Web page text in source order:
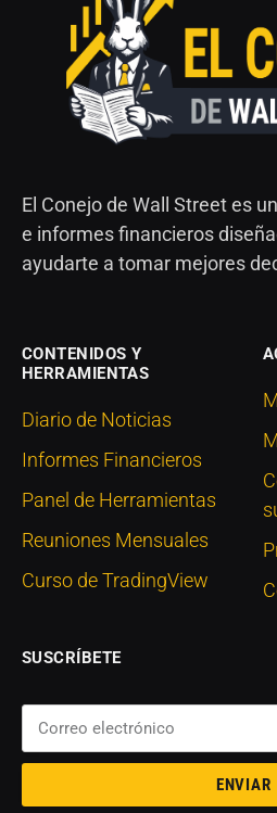
El Conejo de Wall Street es
e informes financieros
ayudarte a tomar mejores
CONTENIDOS Y
HERRAMIENTAS
Diario de Noticias
Informes Financieros
Panel de Herramientas
Reuniones Mensuales
Curso de TradingView
SUSCRÍBETE
ENVIAR